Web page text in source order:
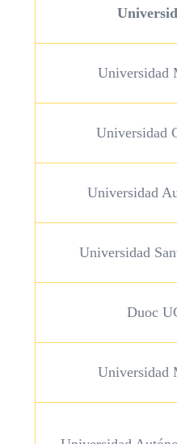
Universidad
Universidad
Universidad
Universidad
Duoc
Universidad